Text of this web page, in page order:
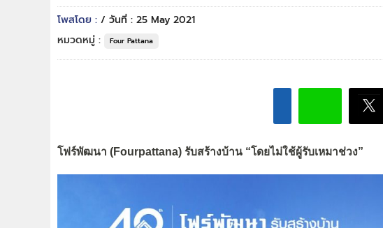
โพสโดย : / วันที่ : 25 May 2021
หมวดหมู่ :
Four Pattana
โฟร์พัฒนา (Fourpattana) รับสร้างบ้าน “โดยไม่ใช้ผู้รับเหมาช่วง”